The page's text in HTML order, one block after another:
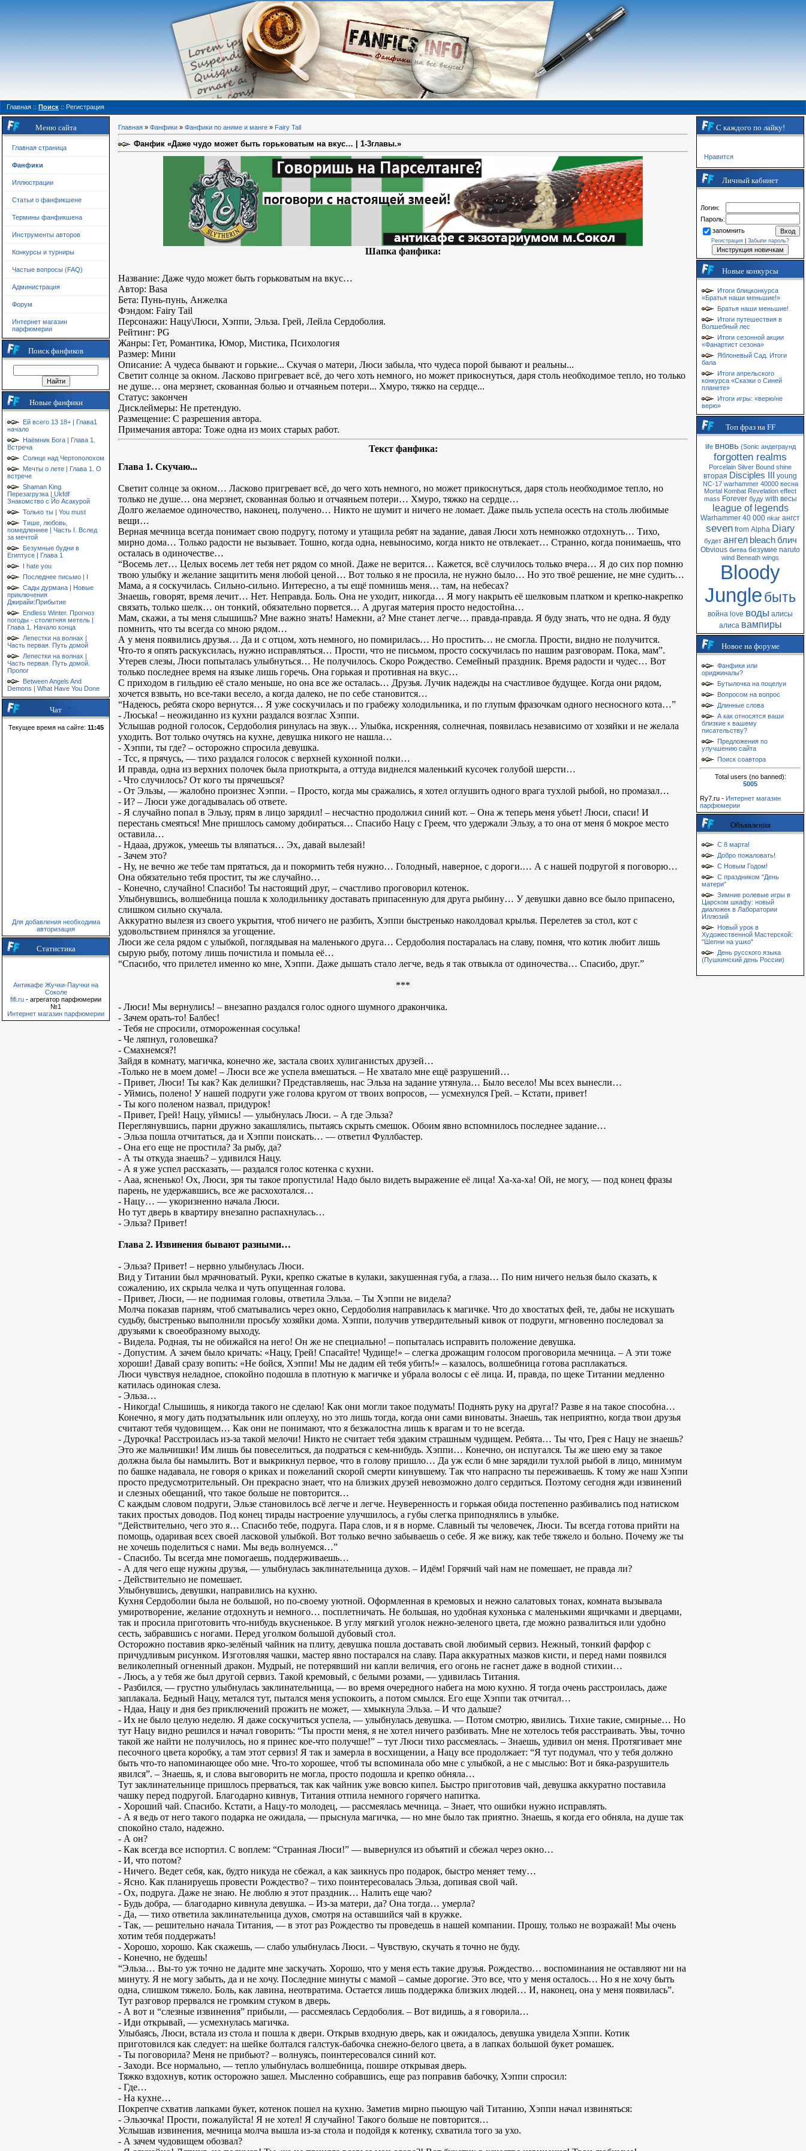
Главная :: Поиск :: Регистрация
Меню сайта
Главная страница
Фанфики
Иллюстрации
Статьи о фанфикшене
Термины фанфикшена
Инструменты авторов
Конкурсы и турниры
Частые вопросы (FAQ)
Администрация
Форум
Интернет магазин
парфюмерии
Поиск фанфиков
Новые фанфики
Ей всего 13 18+ | Глава1
начало
Наёмник Бога | Глава 1.
Встреча
Солнце над Чертополохом
Мечты о лете | Глава 1. О
встрече
Shaman King.
Перезагрузка | Ukfdf
Знакомство с Йо Асакурой
Только ты | You must
Тише, любовь,
помедленнее | Часть I. Вслед
за мечтой
Безумные будни в
Египтусе | Глава 1
I hate you
Последнее письмо | I
Сады дурмана | Новые
приключения
Джирайи:Прибытие
Endless Winter. Прогноз
погоды - столетняя метель |
Глава 1. Начало конца
Лепестки на волнах |
Часть первая. Путь домой
Лепестки на волнах |
Часть первая. Путь домой.
Пролог
Between Angels And
Demons | What Have You Done
Чат
Текущее время на сайте: 11:45
Для добавления необходима
авторизация
Статистика
Антикафе Жучки-Паучки на
Соколе
fifi.ru - агрегатор парфюмерии
№1
Интернет магазин парфюмерии
Главная » Фанфики » Фанфики по аниме и манге » Fairy Tail
Фанфик «Даже чудо может быть горьковатым на вкус… | 1-3главы.»
Шапка фанфика:
Название: Даже чудо может быть горьковатым на вкус…
Автор: Basa
Бета: Пунь-пунь, Анжелка
Фэндом: Fairy Tail
Персонажи: Нацу\Люси, Хэппи, Эльза. Грей, Лейла Сердоболия.
Рейтинг: PG
Жанры: Гет, Романтика, Юмор, Мистика, Психология
Размер: Мини
Описание: А чудеса бывают и горькие... Скучая о матери, Люси забыла, что чудеса порой бывают и реальны...
Светит солнце за окном. Ласково пригревает всё, до чего хоть немного, но может прикоснуться, даря столь необходимое тепло, но только
не душе… она мерзнет, скованная болью и отчаяньем потери... Хмуро, тяжко на сердце...
Статус: закончен
Дисклеймеры: Не претендую.
Размещение: С разрешения автора.
Примечания автора: Тоже одна из моих старых работ.
Текст фанфика:
Глава 1. Скучаю...
Светит солнце за окном… Ласково пригревает всё, до чего хоть немного, но может прикоснуться, даря столь необходимое тепло, но
только не душе… она мерзнет, скованная болью и отчаяньем потери… Хмуро, тяжко на сердце…
Долго желаемое одиночество, наконец, получено… Никто не шумит и ничего не ломает. Даже пыль успела осесть на столь любимые
вещи…
Верная мечница всегда понимает свою подругу, потому и утащила ребят на задание, давая Люси хоть немножко отдохнуть… Тихо,
мирно дома… Только радости не вызывает. Тошно, когда одна, невыносимо, когда никто не отвлекает… Странно, когда понимаешь, что
осталась в одиночестве…
“Восемь лет… Целых восемь лет тебя нет рядом со мной. Даже не верится… Кажется, всё случилось только вчера… Я до сих пор помню
твою улыбку и желание защитить меня любой ценой… Вот только я не просила, не нужно было… Но это твоё решение, не мне судить…
Мама, а я соскучилась. Сильно-сильно. Интересно, а ты ещё помнишь меня… там, на небесах?
Знаешь, говорят, время лечит… Нет. Неправда. Боль. Она не уходит, никогда… Я могу накрыть её шелковым платком и крепко-накрепко
связать, только шелк… он тонкий, обязательно порвется… А другая материя просто недостойна…
Мам, скажи, а ты меня слышишь? Мне важно знать! Намекни, а? Мне станет легче… правда-правда. Я буду знать, что не одна. Я буду
помнить, что ты всегда со мною рядом…
А у меня появились друзья… Да и с отцом, хоть немного, но помирилась… Но простить… не смогла. Прости, видно не получится.
Что-то я опять раскуксилась, нужно исправляться… Прости, что не письмом, просто соскучилась по нашим разговорам. Пока, мам”.
Утерев слезы, Люси попыталась улыбнуться… Не получилось. Скоро Рождество. Семейный праздник. Время радости и чудес… Вот
только последнее время на языке лишь горечь. Она горькая и противная на вкус…
С приходом в гильдию её стало меньше, но она все же осталась… Друзья. Лучик надежды на счастливое будущее. Когда они рядом,
хочется взвыть, но все-таки весело, а когда далеко, не по себе становится…
“Надеюсь, ребята скоро вернутся… Я уже соскучилась и по грабежу холодильника, и по глупым фразочкам одного несносного кота…”
- Люська! – неожиданно из кухни раздался возглас Хэппи.
Услышав родной голосок, Сердоболия ринулась на звук… Улыбка, искренняя, солнечная, появилась независимо от хозяйки и не желала
уходить. Вот только очутясь на кухне, девушка никого не нашла…
- Хэппи, ты где? – осторожно спросила девушка.
- Тсс, я прячусь, — тихо раздался голосок с верхней кухонной полки…
И правда, одна из верхних полочек была приоткрыта, а оттуда виднелся маленький кусочек голубой шерсти…
- Что случилось? От кого ты прячешься?
- От Эльзы, — жалобно произнес Хэппи. – Просто, когда мы сражались, я хотел оглушить одного врага тухлой рыбой, но промазал…
- И? – Люси уже догадывалась об ответе.
- Я случайно попал в Эльзу, прям в лицо зарядил! – несчастно продолжил синий кот. – Она ж теперь меня убьет! Люси, спаси! И
перестань смеяться! Мне пришлось самому добираться… Спасибо Нацу с Греем, что удержали Эльзу, а то она от меня б мокрое место
оставила…
- Ндааа, дружок, умеешь ты вляпаться… Эх, давай вылезай!
- Зачем это?
- Ну, не вечно же тебе там прятаться, да и покормить тебя нужно… Голодный, наверное, с дороги.… А с нашей подругой я поговорю…
Она обязательно тебя простит, ты же случайно…
- Конечно, случайно! Спасибо! Ты настоящий друг, – счастливо проговорил котенок.
Улыбнувшись, волшебница пошла к холодильнику доставать припасенную для друга рыбину… У девушки давно все было припасено,
слишком сильно скучала.
Аккуратно вылезя из своего укрытия, чтоб ничего не разбить, Хэппи быстренько наколдовал крылья. Перелетев за стол, кот с
удовольствием принялся за угощение.
Люси же села рядом с улыбкой, поглядывая на маленького друга… Сердоболия постаралась на славу, помня, что котик любит лишь
сырую рыбу, потому лишь почистила и помыла её…
“Спасибо, что прилетел именно ко мне, Хэппи. Даже дышать стало легче, ведь я так отвыкла от одиночества… Спасибо, друг.”
***
- Люси! Мы вернулись! – внезапно раздался голос одного шумного дракончика.
- Зачем орать-то! Балбес!
- Тебя не спросили, отмороженная сосулька!
- Че ляпнул, головешка?
- Смахнемся?!
Зайдя в комнату, магичка, конечно же, застала своих хулиганистых друзей…
-Только не в моем доме! – Люси все же успела вмешаться. – Не хватало мне ещё разрушений…
- Привет, Люси! Ты как? Как делишки? Представляешь, нас Эльза на задание утянула… Было весело! Мы всех вынесли…
- Уймись, полено! У нашей подруги уже голова кругом от твоих вопросов, — усмехнулся Грей. – Кстати, привет!
- Ты кого поленом назвал, придурок!
- Привет, Грей! Нацу, уймись! — улыбнулась Люси. – А где Эльза?
Переглянувшись, парни дружно закашлялись, пытаясь скрыть смешок. Обоим явно вспомнилось последнее задание…
- Эльза пошла отчитаться, да и Хэппи поискать… — ответил Фуллбастер.
- Она его еще не простила? За рыбу, да?
- А ты откуда знаешь? – удивился Нацу.
- А я уже успел рассказать, — раздался голос котенка с кухни.
- Ааа, ясненько! Ох, Люси, зря ты такое пропустила! Надо было видеть выражение её лица! Ха-ха-ха! Ой, не могу, — под конец фразы
парень, не удержавшись, все же расхохотался…
- Нацу… — укоризненно начала Люси.
Но тут дверь в квартиру внезапно распахнулась…
- Эльза? Привет!
Глава 2. Извинения бывают разными…
- Эльза? Привет! – нервно улыбнулась Люси.
Вид у Титании был мрачноватый. Руки, крепко сжатые в кулаки, закушенная губа, а глаза… По ним ничего нельзя было сказать, к
сожалению, их скрыла челка и чуть опущенная голова.
- Привет, Люси, — не поднимая головы, ответила Эльза. – Ты Хэппи не видела?
Молча показав парням, чтоб сматывались через окно, Сердоболия направилась к магичке. Что до хвостатых фей, те, дабы не искушать
судьбу, быстренько выполнили просьбу хозяйки дома. Хэппи, получив утвердительный кивок от подруги, мгновенно последовал за
друзьями к своеобразному выходу.
- Видела. Родная, ты не обижайся на него! Он же не специально! – попыталась исправить положение девушка.
- Допустим. А зачем было кричать: «Нацу, Грей! Спасайте! Чудище!» – слегка дрожащим голосом проговорила мечница. – А эти тоже
хороши! Давай сразу вопить: «Не бойся, Хэппи! Мы не дадим ей тебя убить!» – казалось, волшебница готова расплакаться.
Люси чувствуя неладное, спокойно подошла в плотную к магичке и убрала волосы с её лица. И, правда, по щеке Титании медленно
катилась одинокая слеза.
- Эльза…
- Никогда! Слышишь, я никогда такого не сделаю! Как они могли такое подумать! Поднять руку на друга!? Разве я на такое способна…
Конечно, я могу дать подзатыльник или оплеуху, но это лишь тогда, когда они сами виноваты. Знаешь, так неприятно, когда твои друзья
считают тебя чудовищем… Как они не понимают, что я безжалостна лишь к врагам и то не всегда.
- Дурочка! Расстроилась из-за такой мелочи! Никто не считает тебя эдаким страшным чудищем. Ребята… Ты что, Грея с Нацу не знаешь?
Это же мальчишки! Им лишь бы повеселиться, да подраться с кем-нибудь. Хэппи… Конечно, он испугался. Ты же шею ему за такое
должна была бы намылить. Вот и выкрикнул первое, что в голову пришло… Да уж если б мне зарядили тухлой рыбой в лицо, минимум
по башке надавала, не говоря о криках и пожеланий скорой смерти кинувшему. Так что напрасно ты переживаешь. К тому же наш Хэппи
просто предусмотрительный. Он прекрасно знает, что на близких друзей невозможно долго сердиться. Поэтому сегодня жди извинений
и слезных обещаний, что такое больше не повторится…
С каждым словом подруги, Эльзе становилось всё легче и легче. Неуверенность и горькая обида постепенно разбивались под натиском
таких простых доводов. Под конец тирады настроение улучшилось, а губы слегка приподнялись в улыбке.
“Действительно, чего это я… Спасибо тебе, подруга. Пара слов, и я в норме. Славный ты человечек, Люси. Ты всегда готова прийти на
помощь, одаривая всех своей ласковой улыбкой. Вот только вечно забываешь о себе. Я же вижу, как тебе тяжело и больно. Почему же ты
не хочешь поделиться с нами. Мы ведь волнуемся…”
- Спасибо. Ты всегда мне помогаешь, поддерживаешь…
- А для чего еще нужны друзья, — улыбнулась заклинательница духов. – Идём! Горячий чай нам не помешает, не правда ли?
- Действительно не помешает.
Улыбнувшись, девушки, направились на кухню.
Кухня Сердоболии была не большой, но по-своему уютной. Оформленная в кремовых и нежно салатовых тонах, комната вызывала
умиротворение, желание отдохнуть и немного… посплетничать. Не большая, но удобная кухонька с маленькими ящичками и дверцами,
так и просила приготовить что-нибудь вкусненькое. В углу мягкий уголок нежно-зеленого цвета, где можно развалиться или удобно
сесть, забравшись с ногами. Перед уголком большой дубовый стол.
Осторожно поставив ярко-зелёный чайник на плиту, девушка пошла доставать свой любимый сервиз. Нежный, тонкий фарфор с
причудливым рисунком. Изготовляя чашки, мастер явно постарался на славу. Пара аккуратных мазков кисти, и перед нами появился
великолепный огненный дракон. Мудрый, не потерявший ни капли величия, его огонь не гаснет даже в водной стихии…
- Люсь, а у тебя же был другой сервиз. Такой кремовый, с белыми розами, — удивилась Титания.
- Разбился, — грустно улыбнулась заклинательница, — во время очередного набега на мою кухню. Я тогда очень расстроилась, даже
заплакала. Бедный Нацу, метался тут, пытался меня успокоить, а потом смылся. Его еще Хэппи так отчитал…
- Ндаа, Нацу и дня без приключений прожить не может, — хмыкнула Эльза. – И что дальше?
- Их не было целую неделю. Я даже соскучиться успела, — улыбнулась девушка. — Потом смотрю, явились. Тихие такие, смирные… Но
тут Нацу видно решился и начал говорить: “Ты прости меня, я не хотел ничего разбивать. Мне не хотелось тебя расстраивать. Увы, точно
такой же найти не получилось, но я принес кое-что получше!” – тут Люси тихо рассмеялась. – Знаешь, удивил он меня. Протягивает мне
песочного цвета коробку, а там этот сервиз! Я так и замерла в восхищении, а Нацу все продолжает: “Я тут подумал, что у тебя должно
быть что-то напоминающее обо мне. Что-то хорошее, чтоб ты вспоминала обо мне с улыбкой, а не с мыслью: Вот и бяка-разрушитель
явился”. – Знаешь, я, и слова выговорить не могла, просто подошла и крепко обняла…
Тут заклинательнице пришлось прерваться, так как чайник уже вовсю кипел. Быстро приготовив чай, девушка аккуратно поставила
чашку перед подругой. Благодарно кивнув, Титания отпила немного горячего напитка.
- Хороший чай. Спасибо. Кстати, а Нацу-то молодец, — рассмеялась мечница. – Знает, что ошибки нужно исправлять.
- А я ведь от него такого подарка не ожидала, — прыснула магичка, — но мне было так приятно. Знаешь, я когда его обняла, на душе так
спокойно стало, надежно.
- А он?
- Как всегда все испортил. С воплем: “Странная Люси!” — вывернулся из объятий и сбежал через окно…
- И, что потом?
- Ничего. Ведет себя, как, будто никуда не сбежал, а как заикнусь про подарок, быстро меняет тему…
- Ясно. Как планируешь провести Рождество? – тихо поинтересовалась Эльза, допивая свой чай.
- Ох, подруга. Даже не знаю. Не люблю я этот праздник… Налить еще чаю?
- Будь добра, — благодарно кивнула девушка. – Из-за матери, да? Она тогда… умерла?
- Да, — тихо ответила заклинательница духов, смотря на оставшийся чай в кружке.
- Так, — решительно начала Титания, — в этот раз Рождество ты проведешь в нашей компании. Прошу, только не возражай! Мы очень
хотим тебя поддержать!
- Хорошо, хорошо. Как скажешь, — слабо улыбнулась Люси. – Чувствую, скучать я точно не буду.
- Конечно, не будешь!
“Эльза… Вы-то уж точно не дадите мне заскучать. Хорошо, что у меня есть такие друзья. Рождество… воспоминания не оставляют ни на
минуту. Я не могу забыть, да и не хочу. Последние минуты с мамой – самые дорогие. Это все, что у меня осталось… Но я не хочу быть
одна, слишком тяжело. Боль, как лавина, неотвратима. Остается лишь поддержка близких людей… И, наконец, она у меня появилась”.
Тут разговор прервался не громким стуком в дверь.
- А вот и “слезные извинения” прибыли, — рассмеялась Сердоболия. – Вот видишь, а я говорила…
- Иди открывай, — усмехнулась магичка.
Улыбаясь, Люси, встала из стола и пошла к двери. Открыв входную дверь, как и ожидалось, девушка увидела Хэппи. Котик
приготовился как следует: на шейке болтался галстук-бабочка снежно-белого цвета, а в лапках большой букет ромашек.
- Ты поговорила? Меня не прибьют? – волнуясь, поинтересовался синий кот.
- Заходи. Все нормально, — тепло улыбнулась волшебница, пошире открывая дверь.
Тяжко вздохнув, котик осторожно зашел. Мысленно собравшись, еще раз поправив бабочку, Хэппи спросил:
- Где…
- На кухне…
Покрепче схватив лапками букет, котенок пошел на кухню. Заметив мирно пьющую чай Титанию, Хэппи начал извиняться:
- Эльзочка! Прости, пожалуйста! Я не хотел! Я случайно! Такого больше не повторится…
Услышав извинения, мечница молча вышла из-за стола и подойдя к котенку, схватила того за ухо.
- А зачем чудовищем обозвал?
С каждого по лайку!
Нравится
Личный кабинет
Логин:
Пароль:
запомнить
Регистрация Забыли пароль?
Новые конкурсы
Итоги блицконкурса
«Братья наши меньшие!»
Братья наши меньшие!
Итоги путешествия в
Волшебный лес
Итоги сезонной акции
«Фанартист сезона»
Яблоневый Сад. Итоги
бала
Итоги апрельского
конкурса «Сказки о Синей
планете»
Итоги игры: «верю/не
верю»
Топ фраз на FF
life вновь (Sonic андеграунд
forgotten realms
Porcelain Silver Bound shine
вторая Disciples III young
NC-17 warhammer 40000 весна
Mortal Kombat Revelation effect
mass Forever буду with весы
league of legends
Warhammer 40 000 nkar ангст
seven from Alpha Diary
будет ангел bleach блич
Obvious битва безумие naruto
wind Beneath wings
Bloody
Jungleбыть
война love воды алисы
алиса вампиры
Новое на форуме
Фанфики или
ориджиналы?
Бутылочка на поцелуи
Вопросом на вопрос
Длинные слова
А как относятся ваши
близкие к вашему
писательству?
Предложения по
улучшению сайта
Поиск соавтора
Total users (no banned):
5005
Ry7.ru - Интернет магазин
парфюмерии
Объявления
С 8 марта!
Добро пожаловать!
С Новым Годом!
С праздником "День
матери"
Зимние ролевые игры в
Царском шкафу: новый
диаложек в Лаборатории
Иллюзий
Новый урок в
Художественной Мастерской:
"Шепни на ушко"
День русского языка
(Пушкинский день России)